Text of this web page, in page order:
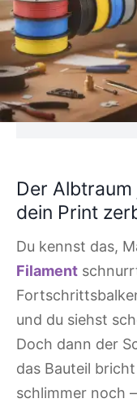
Der Albtraum
dein Print
Du kennst das,
Filament
und du siehst
Doch dann der
das Bauteil
schlimmer noch